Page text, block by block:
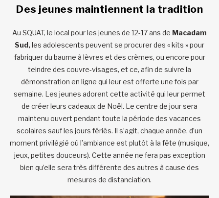
Des jeunes maintiennent la tradition
Au SQUAT, le local pour les jeunes de 12-17 ans de Macadam
Sud,les adolescents peuvent se procurer des « kits » pour
fabriquer du baume à lèvres et des crèmes, ou encore pour
teindre des couvre-visages, et ce, afin de suivre la
démonstration en ligne qui leur est offerte une fois par
semaine. Les jeunes adorent cette activité qui leur permet
de créer leurs cadeaux de Noël. Le centre de jour sera
maintenu ouvert pendant toute la période des vacances
scolaires sauf les jours fériés. Il s’agit, chaque année, d’un
moment privilégié où l’ambiance est plutôt à la fête (musique,
jeux, petites douceurs). Cette année ne fera pas exception
bien qu’elle sera très différente des autres à cause des
mesures de distanciation.